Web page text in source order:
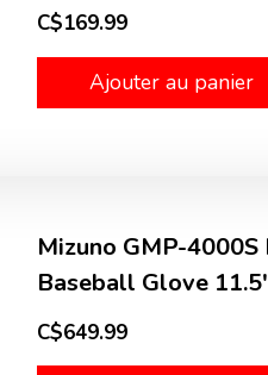
C$169.99
Ajouter au panier
Mizuno GMP-
Baseball Glove
C$649.99